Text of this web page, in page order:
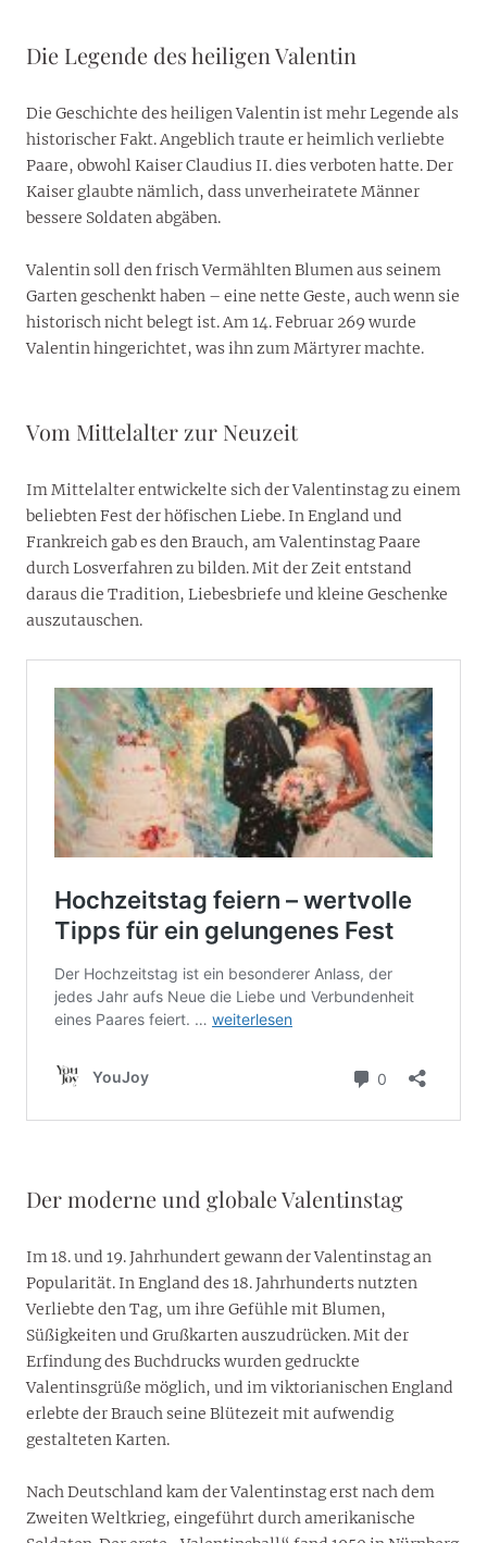
Die Legende des heiligen Valentin
Die Geschichte des heiligen Valentin ist mehr Legende als
historischer Fakt. Angeblich traute er heimlich verliebte
Paare, obwohl Kaiser Claudius II. dies verboten hatte. Der
Kaiser glaubte nämlich, dass unverheiratete Männer
bessere Soldaten abgäben.
Valentin soll den frisch Vermählten Blumen aus seinem
Garten geschenkt haben – eine nette Geste, auch wenn sie
historisch nicht belegt ist. Am 14. Februar 269 wurde
Valentin hingerichtet, was ihn zum Märtyrer machte.
Vom Mittelalter zur Neuzeit
Im Mittelalter entwickelte sich der Valentinstag zu einem
beliebten Fest der höfischen Liebe. In England und
Frankreich gab es den Brauch, am Valentinstag Paare
durch Losverfahren zu bilden. Mit der Zeit entstand
daraus die Tradition, Liebesbriefe und kleine Geschenke
auszutauschen.
Der moderne und globale Valentinstag
Im 18. und 19. Jahrhundert gewann der Valentinstag an
Popularität. In England des 18. Jahrhunderts nutzten
Verliebte den Tag, um ihre Gefühle mit Blumen,
Süßigkeiten und Grußkarten auszudrücken. Mit der
Erfindung des Buchdrucks wurden gedruckte
Valentinsgrüße möglich, und im viktorianischen England
erlebte der Brauch seine Blütezeit mit aufwendig
gestalteten Karten.
Nach Deutschland kam der Valentinstag erst nach dem
Zweiten Weltkrieg, eingeführt durch amerikanische